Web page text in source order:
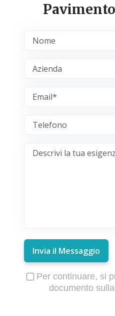
Invia il Messaggio
Per continuare, si
documento sulla